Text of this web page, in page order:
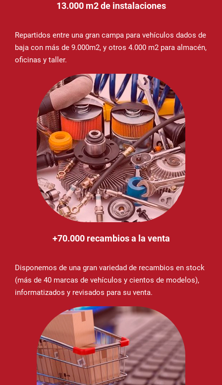
13.000 m2 de instalaciones
Repartidos entre una gran campa para vehículos dados de
baja con más de 9.000m2, y otros 4.000 m2 para almacén,
oficinas y taller.
+70.000 recambios a la venta
Disponemos de una gran variedad de recambios en stock
(más de 40 marcas de vehículos y cientos de modelos),
informatizados y revisados para su venta.